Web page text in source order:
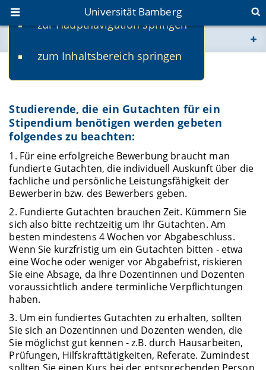
zur Hauptnavigation springen
zum Inhaltsbereich springen
Universität Bamberg
www.uni-bamberg.de
fis.uni-bamberg.de
Erstellen von Gutachten
Studierende, die ein Gutachten für ein
Stipendium benötigen werden gebeten
folgendes zu beachten:
1. Für eine erfolgreiche Bewerbung braucht man
fundierte Gutachten, die individuell Auskunft über die
fachliche und persönliche Leistungsfähigkeit der
Bewerberin bzw. des Bewerbers geben.
2. Fundierte Gutachten brauchen Zeit. Kümmern Sie
sich also bitte rechtzeitig um Ihr Gutachten. Am
besten mindestens 4 Wochen vor Abgabeschluss.
Wenn Sie kurzfristig um ein Gutachten bitten - etwa
eine Woche oder weniger vor Abgabefrist, riskieren
Sie eine Absage, da Ihre Dozentinnen und Dozenten
voraussichtlich andere terminliche Verpflichtungen
haben.
3. Um ein fundiertes Gutachten zu erhalten, sollten
Sie sich an Dozentinnen und Dozenten wenden, die
Sie möglichst gut kennen - z.B. durch Hausarbeiten,
Prüfungen, Hilfskrafttätigkeiten, Referate. Zumindest